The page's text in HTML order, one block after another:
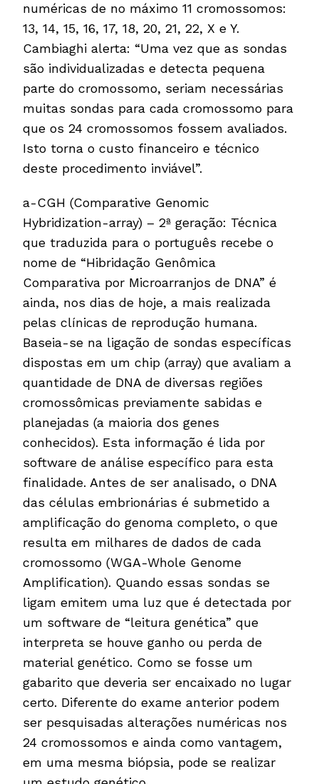
numéricas de no máximo 11 cromossomos:
13, 14, 15, 16, 17, 18, 20, 21, 22, X e Y.
Cambiaghi alerta: “Uma vez que as sondas
são individualizadas e detecta pequena
parte do cromossomo, seriam necessárias
muitas sondas para cada cromossomo para
que os 24 cromossomos fossem avaliados.
Isto torna o custo financeiro e técnico
deste procedimento inviável”.
a-CGH (Comparative Genomic
Hybridization-array) – 2ª geração: Técnica
que traduzida para o português recebe o
nome de “Hibridação Genômica
Comparativa por Microarranjos de DNA” é
ainda, nos dias de hoje, a mais realizada
pelas clínicas de reprodução humana.
Baseia-se na ligação de sondas específicas
dispostas em um chip (array) que avaliam a
quantidade de DNA de diversas regiões
cromossômicas previamente sabidas e
planejadas (a maioria dos genes
conhecidos). Esta informação é lida por
software de análise específico para esta
finalidade. Antes de ser analisado, o DNA
das células embrionárias é submetido a
amplificação do genoma completo, o que
resulta em milhares de dados de cada
cromossomo (WGA-Whole Genome
Amplification). Quando essas sondas se
ligam emitem uma luz que é detectada por
um software de “leitura genética” que
interpreta se houve ganho ou perda de
material genético. Como se fosse um
gabarito que deveria ser encaixado no lugar
certo. Diferente do exame anterior podem
ser pesquisadas alterações numéricas nos
24 cromossomos e ainda como vantagem,
em uma mesma biópsia, pode se realizar